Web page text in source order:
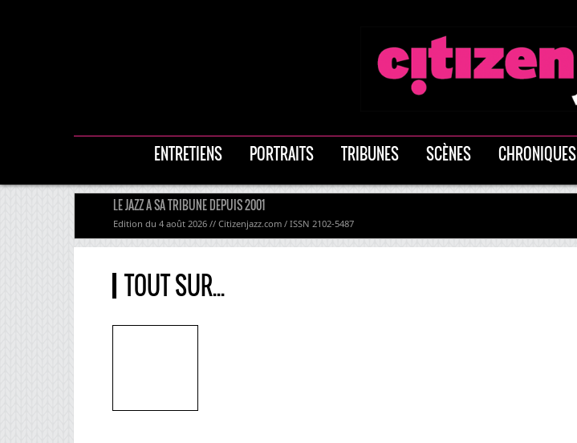
ENTRETIENS PORTRAITS TRIBUNES SCÈNES CHRONIQUES
LE JAZZ A SA TRIBUNE DEPUIS 2001
Edition du 4 août 2026 // Citizenjazz.com / ISSN 2102-5487
TOUT SUR...